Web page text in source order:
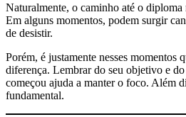
Naturalmente, o caminho até o
Em alguns momentos, podem surgir
de desistir.
Porém, é justamente nesses momentos
diferença. Lembrar do seu objetivo e
começou ajuda a manter o foco. Além
fundamental.